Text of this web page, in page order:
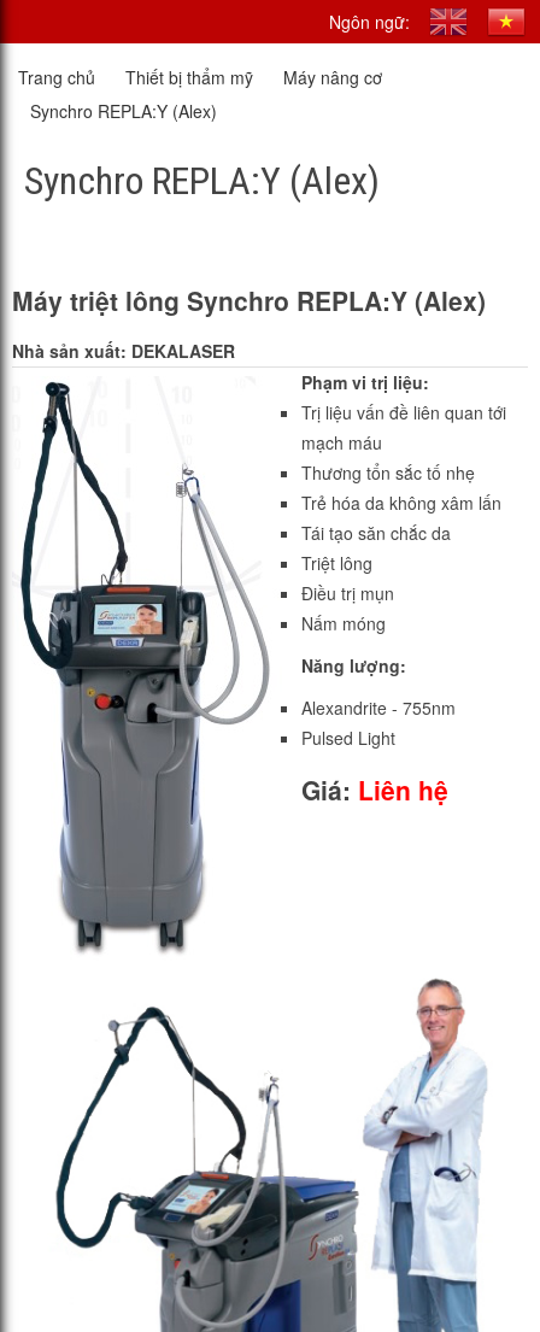
Ngôn ngữ:
Trang chủ Thiết bị thẩm mỹ
Máy nâng cơ
Synchro REPLA:Y (Alex)
Synchro REPLA:Y (Alex)
Máy triệt lông Synchro REPLA:Y (Alex)
Nhà sản xuất: DEKALASER
Phạm vi trị liệu:
Trị liệu vấn đề liên quan tới
mạch máu
Thương tổn sắc tố nhẹ
Trẻ hóa da không xâm lấn
Tái tạo săn chắc da
Triệt lông
Điều trị mụn
Nấm móng
Năng lượng:
Alexandrite - 755nm
Pulsed Light
Giá: Liên hệ